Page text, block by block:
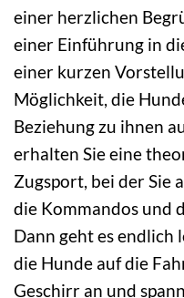
einer herzlichen
einer Einführung in
einer kurzen
Möglichkeit, die
Beziehung zu ihnen
erhalten Sie eine
Zugsport, bei der Sie
die Kommandos und
Dann geht es endlich
die Hunde auf die
Geschirr an und